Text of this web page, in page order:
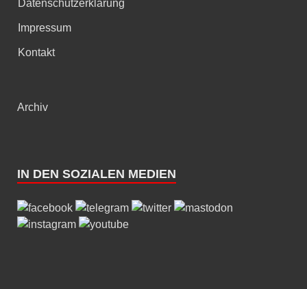
Datenschutzerklärung
Impressum
Kontakt
Archiv
IN DEN SOZIALEN MEDIEN